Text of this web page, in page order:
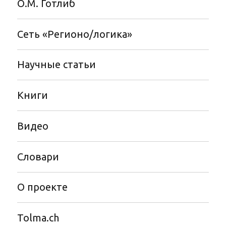
О.М. Готлиб
Сеть «Регионо/логика»
Научные статьи
Книги
Видео
Словари
О проекте
Tolma.ch